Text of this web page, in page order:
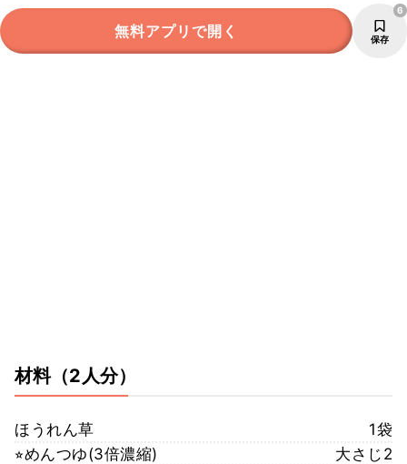
無料アプリで開く 保存
6
材料（2人分）
ほうれん草
1袋
⭐︎めんつゆ(3倍濃縮)
大さじ2